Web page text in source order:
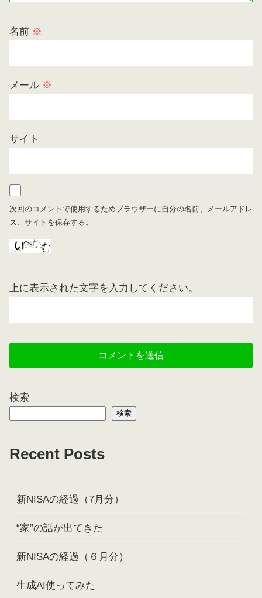
名前 ※
メール ※
サイト
次回のコメントで使用するためブラウザーに自分の名前、メールアドレ
ス、サイトを保存する。
上に表示された文字を入力してください。
検索
検索
Recent Posts
新NISAの経過（7月分）
“家”の話が出てきた
新NISAの経過（６月分）
生成AI使ってみた